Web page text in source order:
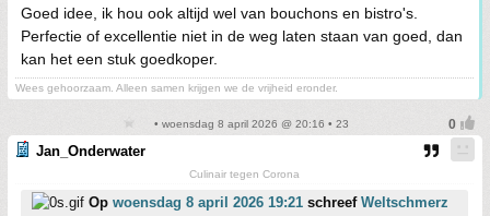
Goed idee, ik hou ook altijd wel van bouchons en bistro's.
Perfectie of excellentie niet in de weg laten staan van goed, dan
kan het een stuk goedkoper.
Wees gehoorzaam. Alleen samen krijgen we de vrijheid eronder.
• woensdag 8 april 2026 @ 20:16 • 23
Jan_Onderwater
Culinair tegen Corona
Op woensdag 8 april 2026 19:21 schreef Weltschmerz